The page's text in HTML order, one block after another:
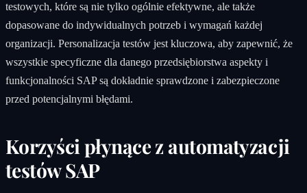
testowych, które są nie tylko ogólnie efektywne, ale także
dopasowane do indywidualnych potrzeb i wymagań każdej
organizacji. Personalizacja testów jest kluczowa, aby zapewnić, że
wszystkie specyficzne dla danego przedsiębiorstwa aspekty i
funkcjonalności SAP są dokładnie sprawdzone i zabezpieczone
przed potencjalnymi błędami.
Korzyści płynące z automatyzacji
testów SAP